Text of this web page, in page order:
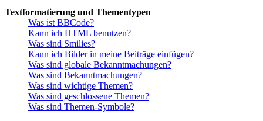
Textformatierung und Thementypen
Was ist BBCode?
Kann ich HTML benutzen?
Was sind Smilies?
Kann ich Bilder in meine Beiträge einfügen?
Was sind globale Bekanntmachungen?
Was sind Bekanntmachungen?
Was sind wichtige Themen?
Was sind geschlossene Themen?
Was sind Themen-Symbole?